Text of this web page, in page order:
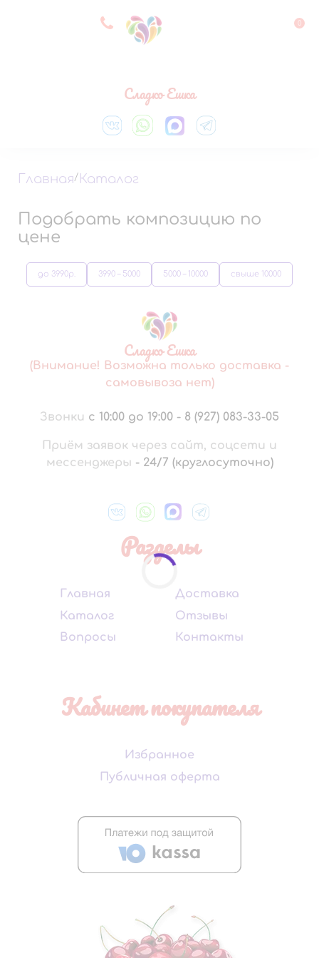
8 927 083 33 05 0
Сладко Ешка
Главная/ Каталог
Подобрать композицию по
цене
до 3990р. 3990 – 5000 5000 – 10000 свыше 10000
Сладко Ешка
(Внимание! Возможна только доставка -
самовывоза нет)
Звонки с 10:00 до 19:00 - 8 (927) 083-33-05
Приём заявок через сайт, соцсети и
мессенджеры - 24/7 (круглосуточно)
Разделы
Главная
Каталог
Вопросы
Доставка
Отзывы
Контакты
Кабинет покупателя
Избранное
Публичная оферта